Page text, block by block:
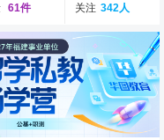
61件 关注 342人